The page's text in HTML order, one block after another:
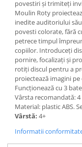
povestiri și trimiteți
Moulin Roty
inedite auditoriului
povesti colorate, fără
petrece timpul
copiilor. Introduceți
pornire, focalizați și
rotiți discul pentru a
proiectează imagini
Funcționează cu 3
Vârsta recomandată: 4
Material: plastic ABS.
Vârstă: 4+
Informatii